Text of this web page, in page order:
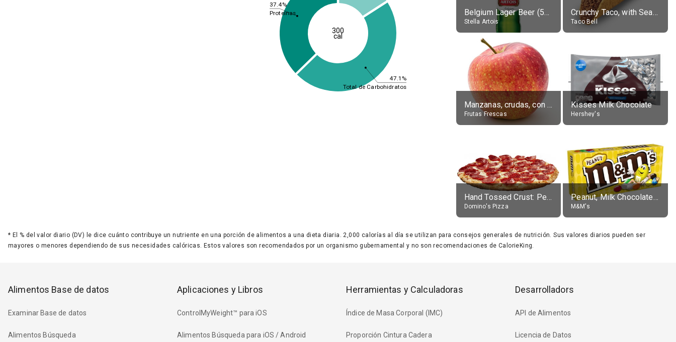
47.1%
37.4%
Total de Carbohidratos
Proteínas
300
cal
Belgium Lager Beer (5% alc.)
Stella Artois
Crunchy Taco, with Seasoned Beef
Taco Bell
Manzanas, crudas, con piel
Frutas Frescas
Kisses Milk Chocolate
Hershey's
Hand Tossed Crust: Pepperoni Pizza (Large 14")
Domino's Pizza
Peanut, Milk Chocolate Candies
M&M's
* El % del valor diario (DV) le dice cuánto contribuye un nutriente en una porción de alimentos a una dieta diaria. 2,000 calorías al día se utilizan para consejos generales de nutrición. Sus valores diarios pueden ser
mayores o menores dependiendo de sus necesidades calóricas. Estos valores son recomendados por un organismo gubernamental y no son recomendaciones de CalorieKing.
Alimentos Base de datos
Examinar Base de datos
Alimentos Búsqueda
Aplicaciones y Libros
ControlMyWeight™ para iOS
Alimentos Búsqueda para iOS / Android
Herramientas y Calculadoras
Índice de Masa Corporal (IMC)
Proporción Cintura Cadera
Desarrolladors
API de Alimentos
Licencia de Datos